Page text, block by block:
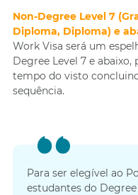
Non-Degree Level 7
Diploma, Diploma) e
Work Visa será um
Degree Level 7 e
tempo do visto
sequência.
Para ser elegível ao
estudantes do